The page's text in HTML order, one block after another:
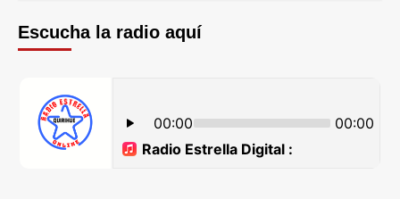
Escucha la radio aquí